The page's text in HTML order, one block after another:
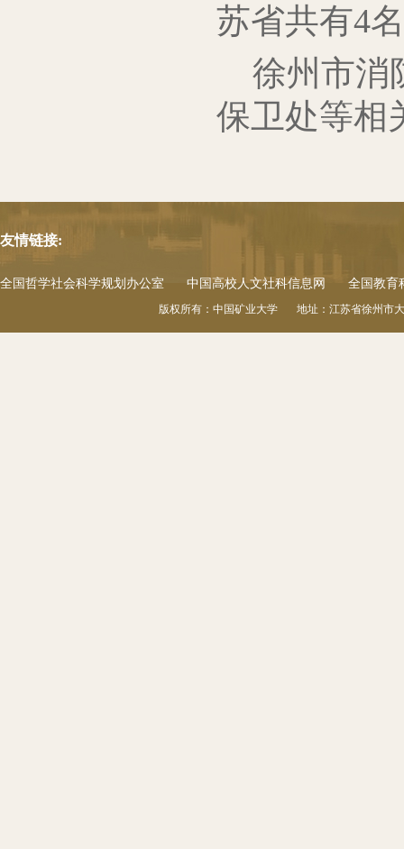
苏省共有4
徐州市消
保卫处等相
友情链接:
全国哲学社会科学规划办公室 中国高校人文社科信息网 全国教育
版权所有：中国矿业大学 地址：江苏省徐州